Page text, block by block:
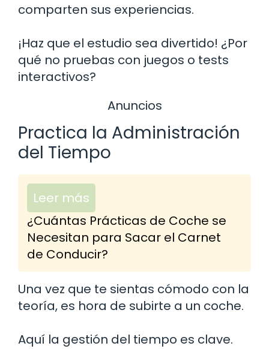
comparten sus experiencias.
¡Haz que el estudio sea divertido! ¿Por
qué no pruebas con juegos o tests
interactivos?
Anuncios
Practica la Administración
del Tiempo
Leer más
¿Cuántas Prácticas de Coche se
Necesitan para Sacar el Carnet
de Conducir?
Una vez que te sientas cómodo con la
teoría, es hora de subirte a un coche.
Aquí la gestión del tiempo es clave.